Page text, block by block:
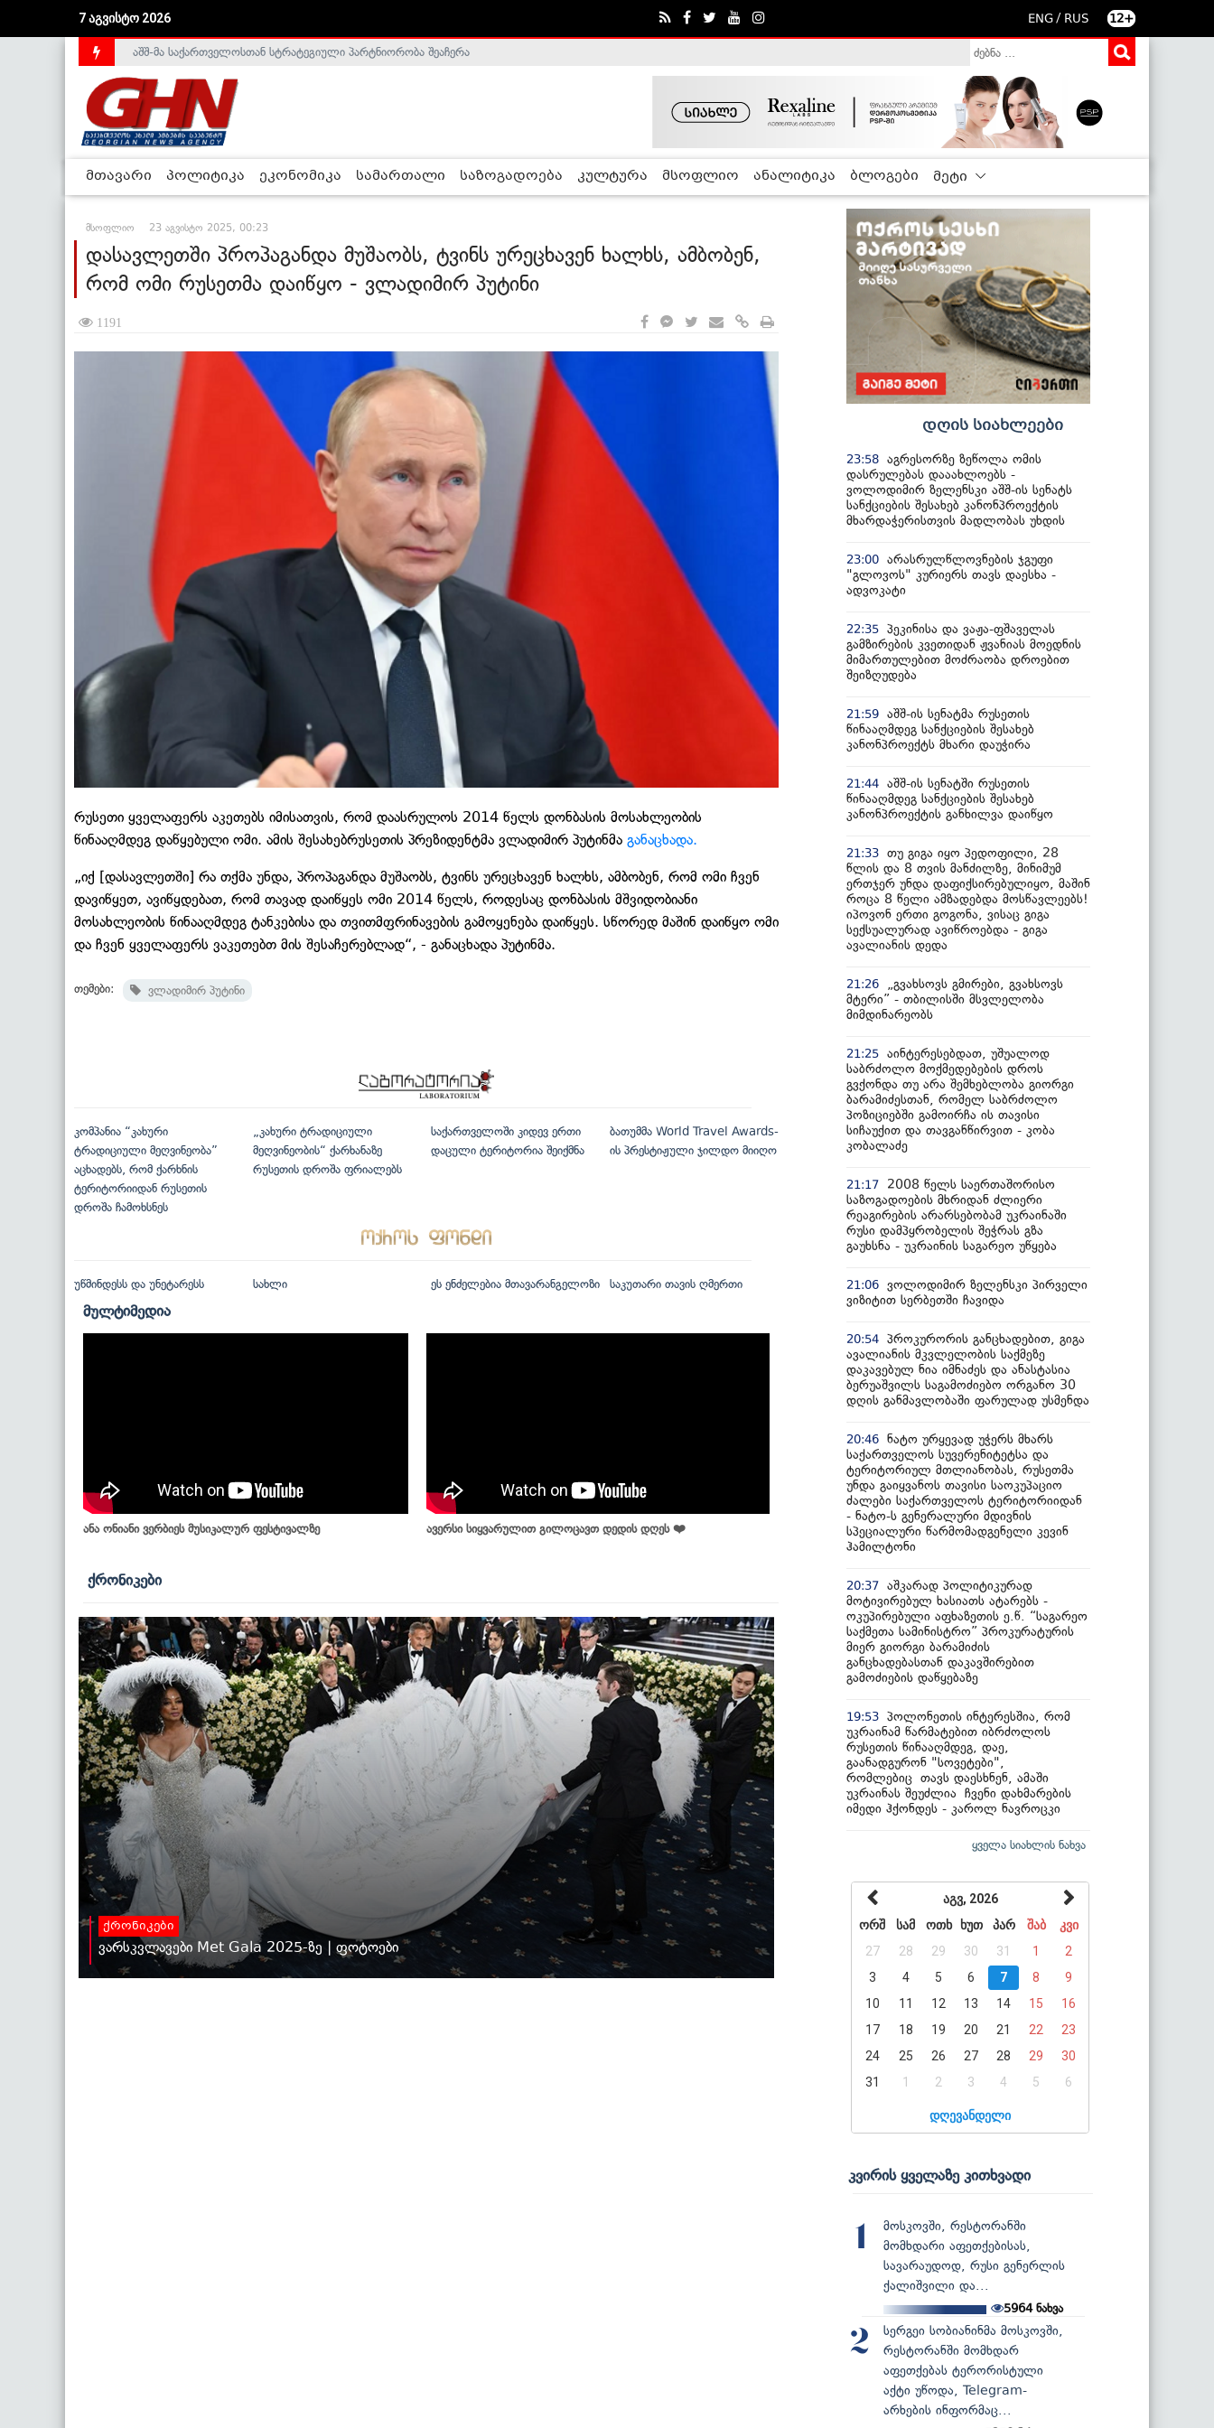
7 აგვისტო 2026 ENG / RUS 12+
საქართველოს დე-ფაქტო მთავრობა არალეგიტიმურია - ჰელსინკის კომისია
აშშ-მა საქართველოსთან სტრატეგიული პარტნიორობა შეაჩერა
მთავარი პოლიტიკა ეკონომიკა სამართალი საზოგადოება კულტურა მსოფლიო ანალიტიკა ბლოგები მეტი
მსოფლიო 23 აგვისტო 2025, 00:23
დასავლეთში პროპაგანდა მუშაობს, ტვინს ურეცხავენ ხალხს, ამბობენ,
რომ ომი რუსეთმა დაიწყო - ვლადიმირ პუტინი
1191
რუსეთი ყველაფერს აკეთებს იმისათვის, რომ დაასრულოს 2014 წელს დონბასის მოსახლეობის
წინააღმდეგ დაწყებული ომი. ამის შესახებრუსეთის პრეზიდენტმა ვლადიმირ პუტინმა განაცხადა.
„იქ [დასავლეთში] რა თქმა უნდა, პროპაგანდა მუშაობს, ტვინს ურეცხავენ ხალხს, ამბობენ, რომ ომი ჩვენ
დავიწყეთ, ავიწყდებათ, რომ თავად დაიწყეს ომი 2014 წელს, როდესაც დონბასის მშვიდობიანი
მოსახლეობის წინააღმდეგ ტანკებისა და თვითმფრინავების გამოყენება დაიწყეს. სწორედ მაშინ დაიწყო ომი
და ჩვენ ყველაფერს ვაკეთებთ მის შესაჩერებლად“, - განაცხადა პუტინმა.
თემები: ვლადიმირ პუტინი
კომპანია “კახური
ტრადიციული მეღვინეობა”
აცხადებს, რომ ქარხნის
ტერიტორიიდან რუსეთის
დროშა ჩამოხსნეს
„კახური ტრადიციული
მეღვინეობის“ ქარხანაზე
რუსეთის დროშა ფრიალებს
საქართველოში კიდევ ერთი
დაცული ტერიტორია შეიქმნა
ბათუმმა World Travel Awards-
ის პრესტიჟული ჯილდო მიიღო
უწმინდესს და უნეტარესს სახლი ეს ენძელებია მთავარანგელოზი საკუთარი თავის ღმერთი
მულტიმედია
ანა ონიანი ვერბიეს მუსიკალურ ფესტივალზე ავერსი სიყვარულით გილოცავთ დედის დღეს ❤️
ქრონიკები
ქრონიკები
ვარსკვლავები Met Gala 2025-ზე | ფოტოები
დღის სიახლეები
23:58 აგრესორზე ზეწოლა ომის
დასრულებას დააახლოებს -
ვოლოდიმირ ზელენსკი აშშ-ის სენატს
სანქციების შესახებ კანონპროექტის
მხარდაჭერისთვის მადლობას უხდის
23:00 არასრულწლოვნების ჯგუფი
"გლოვოს" კურიერს თავს დაესხა -
ადვოკატი
22:35 პეკინისა და ვაჟა-ფშაველას
გამზირების კვეთიდან ჟვანიას მოედნის
მიმართულებით მოძრაობა დროებით
შეიზღუდება
21:59 აშშ-ის სენატმა რუსეთის
წინააღმდეგ სანქციების შესახებ
კანონპროექტს მხარი დაუჭირა
21:44 აშშ-ის სენატში რუსეთის
წინააღმდეგ სანქციების შესახებ
კანონპროექტის განხილვა დაიწყო
21:33 თუ გიგა იყო პედოფილი, 28
წლის და 8 თვის მანძილზე, მინიმუმ
ერთჯერ უნდა დაფიქსირებულიყო, მაშინ
როცა 8 წელი ამზადებდა მოსწავლეებს!
იპოვონ ერთი გოგონა, ვისაც გიგა
სექსუალურად ავიწროებდა - გიგა
ავალიანის დედა
21:26
„გვახსოვს გმირები, გვახსოვს
მტერი” - თბილისში მსვლელობა
მიმდინარეობს
21:25 აინტერესებდათ, უშუალოდ
საბრძოლო მოქმედებების დროს
გვქონდა თუ არა შემხებლობა გიორგი
ბარამიძესთან, რომელ საბრძოლო
პოზიციებში გამოირჩა ის თავისი
სიჩაუქით და თავგანწირვით - კობა
კობალაძე
21:17
2008 წელს საერთაშორისო
საზოგადოების მხრიდან ძლიერი
რეაგირების არარსებობამ უკრაინაში
რუსი დამპყრობელის შეჭრას გზა
გაუხსნა - უკრაინის საგარეო უწყება
21:06 ვოლოდიმირ ზელენსკი პირველი
ვიზიტით სერბეთში ჩავიდა
20:54 პროკურორის განცხადებით, გიგა
ავალიანის მკვლელობის საქმეზე
დაკავებულ ნია იმნაძეს და ანასტასია
ბერუაშვილს საგამოძიებო ორგანო 30
დღის განმავლობაში ფარულად უსმენდა
20:46 ნატო ურყევად უჭერს მხარს
საქართველოს სუვერენიტეტსა და
ტერიტორიულ მთლიანობას, რუსეთმა
უნდა გაიყვანოს თავისი საოკუპაციო
ძალები საქართველოს ტერიტორიიდან
- ნატო-ს გენერალური მდივნის
სპეციალური წარმომადგენელი კევინ
ჰამილტონი
20:37 აშკარად პოლიტიკურად
მოტივირებულ ხასიათს ატარებს -
ოკუპირებული აფხაზეთის ე.წ. “საგარეო
საქმეთა სამინისტრო” პროკურატურის
მიერ გიორგი ბარამიძის
განცხადებასთან დაკავშირებით
გამოძიების დაწყებაზე
19:53 პოლონეთის ინტერესშია, რომ
უკრაინამ წარმატებით იბრძოლოს
რუსეთის წინააღმდეგ, დაე,
გაანადგურონ "სოვეტები",
რომლებიც თავს დაესხნენ, ამაში
უკრაინას შეუძლია ჩვენი დახმარების
იმედი ჰქონდეს - კაროლ ნავროცკი
ყველა სიახლის ნახვა
აგვ, 2026
ორშ
სამ ოთხ ხუთ პარ შაბ
კვი
27
28 29 30 31 1
2
3
4 5 6 7 8
9
10
11 12 13 14 15
16
17
18 19 20 21 22
23
24
25 26 27 28 29
30
31
1 2 3 4 5 6
დღევანდელი
კვირის ყველაზე კითხვადი
1
მოსკოვში, რესტორანში
მომხდარი აფეთქებისას,
სავარაუდოდ, რუსი გენერლის
ქალიშვილი და...
5964ნახვა
2
სერგეი სობიანინმა მოსკოვში,
რესტორანში მომხდარ
აფეთქებას ტერორისტული
აქტი უწოდა, Telegram-
არხების ინფორმაც...